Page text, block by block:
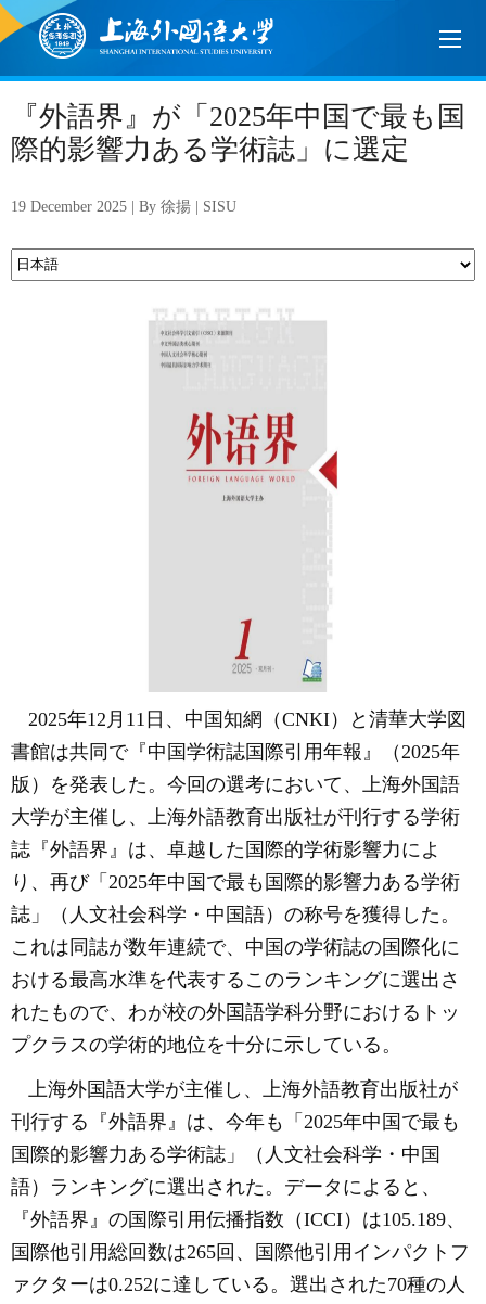
『外語界』が「2025年中国で最も国
際的影響力ある学術誌」に選定
19 December 2025 | By 徐揚 | SISU
2025年12 月 11 日、中国知網（CNKI）と清華大学図
書館は共同で『中国学術誌国際引用年報』（2025年
版）を発表した。今回の選考において、上海外国語
大学が主催し、上海外語教育出版社が刊行する学術
誌『外語界』は、卓越した国際的学術影響力によ
り、再び「 2025年中国で最も国際的影響力ある学術
誌 」（人文社会科学・中国語）の称号を獲得 した。
これは同誌が数年連続で、中国の学術誌の国際化に
おける最高水準を代表するこのランキングに選出さ
れたもので、わが校の外国語学科分野におけるトッ
プクラスの学術的地位を十分に示している。
上海外国語大学が主催し、上海外語教育出版社が
刊行する『外語界』は、今年も「 2025年中国で最も
国際的影響力ある学術誌 」（人文社会科学・中国
語）ランキングに選出された。データによると、
『外語界』の国際引用伝播指数（ICCI）は105.189、
国際他引用総回数は265回、国際他引用 インパクトフ
ァクターは0.252に達している。選出された70種の人